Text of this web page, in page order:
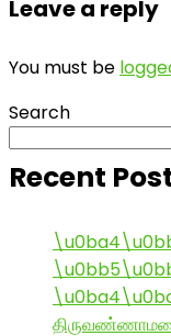
Leave a reply
You must be
Search
Recent